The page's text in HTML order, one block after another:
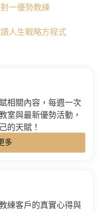
一優勢教練
人生戰略方程式
相關內容，每週一次
室與最新優勢活動，
的天賦！
多
練客戶的真實心得與